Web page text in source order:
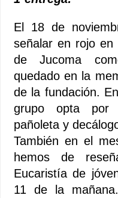
El 18 de
señalar en rojo
de Jucoma
quedado en la
de la fundación.
grupo opta por
pañoleta y
También en el
hemos de
Eucaristía de
11 de la